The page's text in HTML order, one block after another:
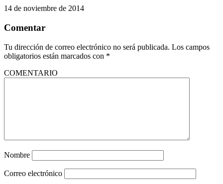
14 de noviembre de 2014
Comentar
Tu dirección de correo electrónico no será publicada. Los campos
obligatorios están marcados con *
COMENTARIO
Nombre
Correo electrónico